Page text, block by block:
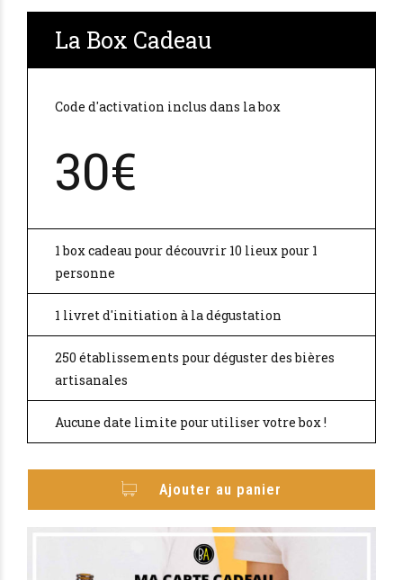
La Box Cadeau
Code d'activation inclus dans la box
30€
1 box cadeau pour découvrir 10 lieux pour 1
personne
1 livret d'initiation à la dégustation
250 établissements pour déguster des bières
artisanales
Aucune date limite pour utiliser votre box !
Ajouter au panier